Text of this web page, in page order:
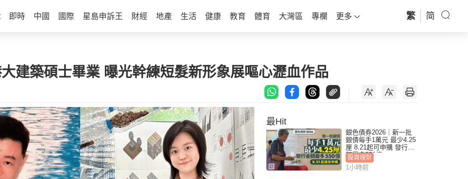
即時 中國 國際 星島申訴王 財經 地產 生活 健康 教育 體育 大灣區 專欄 更多 繁 简
建築碩士畢業 曝光幹練短髮新形象展嘔心瀝血作品
最Hit
銀色債券2026｜新一批
銀債每手1萬元 最少4.25
厘 8.21起可申購 發行金
額最多550億
投資理財
1小時前